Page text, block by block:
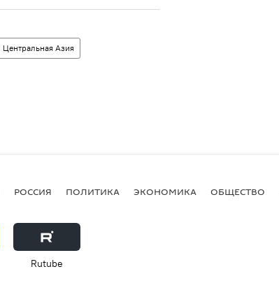
Центральная Азия
РОССИЯ ПОЛИТИКА ЭКОНОМИКА ОБЩЕСТВО
Rutube